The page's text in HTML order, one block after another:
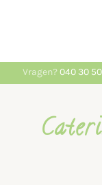
Skip to main
Vragen?040 30